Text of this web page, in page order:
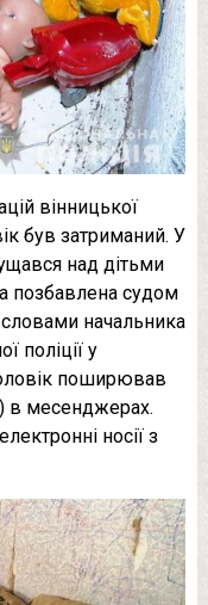
вінницької
був затриманий. У
над дітьми
позбавлена ​​судом
начальника
поліції у
поширював
в месенджерах.
носії з